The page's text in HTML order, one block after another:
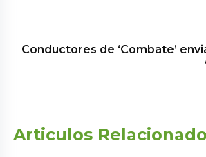
Conductores de ‘Combate’
Articulos